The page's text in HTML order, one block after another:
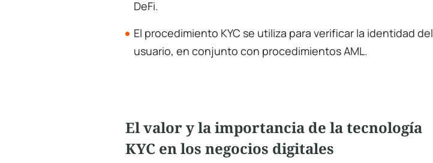
DeFi.
El procedimiento KYC se utiliza para verificar la identidad del
usuario, en conjunto con procedimientos AML.
El valor y la importancia de la tecnología
KYC en los negocios digitales